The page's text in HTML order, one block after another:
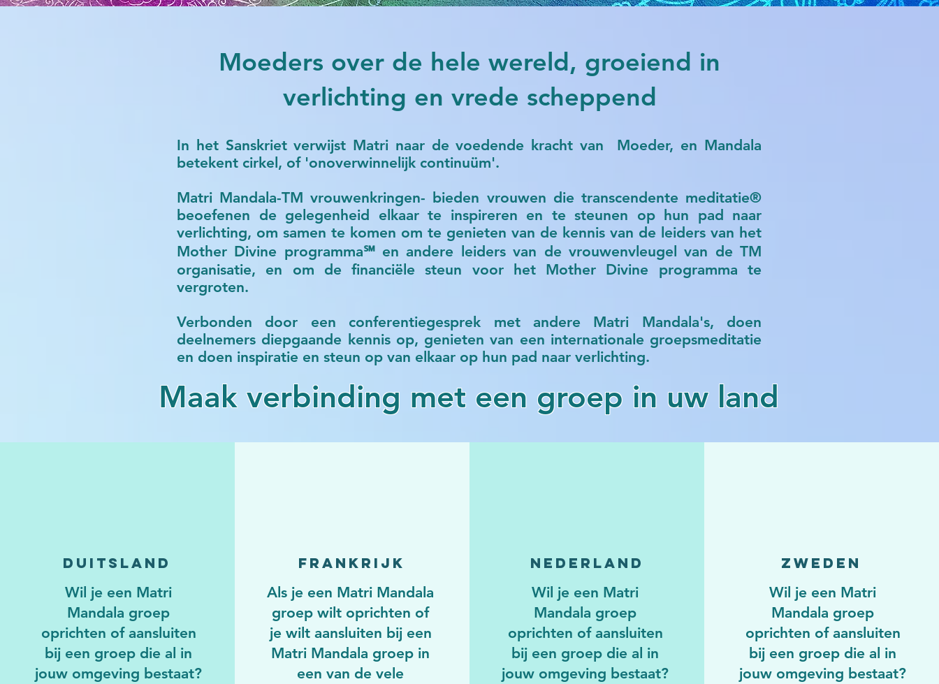
Moeders over de hele wereld, groeiend in
verlichting en vrede scheppend
In het Sanskriet verwijst Matri naar de voedende kracht van Moeder, en Mandala
betekent cirkel, of 'onoverwinnelijk continuüm'.
Matri Mandala-TM vrouwenkringen- bieden vrouwen die transcendente meditatie®
beoefenen de gelegenheid elkaar te inspireren en te steunen op hun pad naar
verlichting, om samen te komen om te genieten van de kennis van de leiders van het
Mother Divine programma℠ en andere leiders van de vrouwenvleugel van de TM
organisatie, en om de financiële steun voor het Mother Divine programma te
vergroten.
Verbonden door een conferentiegesprek met andere Matri Mandala's, doen
deelnemers diepgaande kennis op, genieten van een internationale groepsmeditatie
en doen inspiratie en steun op van elkaar op hun pad naar verlichting.
Maak verbinding met een groep in uw land
Duitsland
Wil je een Matri
Mandala groep
oprichten of aansluiten
bij een groep die al in
jouw omgeving bestaat?
Frankrijk
Als je een Matri Mandala
groep wilt oprichten of
je wilt aansluiten bij een
Matri Mandala groep in
een van de vele
Nederland
Wil je een Matri
Mandala groep
oprichten of aansluiten
bij een groep die al in
jouw omgeving bestaat?
Zweden
Wil je een Matri
Mandala groep
oprichten of aansluiten
bij een groep die al in
jouw omgeving bestaat?